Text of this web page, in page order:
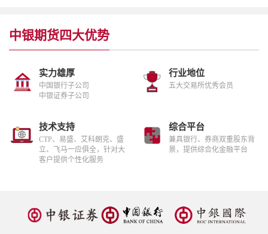
中银期货四大优势
实力雄厚
中国银行子公司
中银证券子公司
行业地位
五大交易所优秀会员
技术支持
CTP、易盛、艾科朗克、盛
立、飞马一应俱全，针对大
客户提供个性化服务
综合平台
兼具银行、券商双重股东背
景，提供综合化金融平台